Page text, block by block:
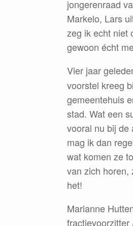
jongerenraad
Markelo, Lars
zeg ik echt niet
gewoon écht
Vier jaar
voorstel kreeg
gemeentehuis
stad. Wat een
vooral nu bij de
mag ik dan
wat komen ze
van zich horen,
het!
Marianne
fractievoorzitter